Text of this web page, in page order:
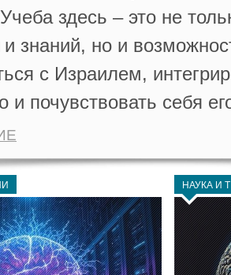
здесь – это не
знаний, но и
с Израилем,
и почувствовать себя
НАУКА И